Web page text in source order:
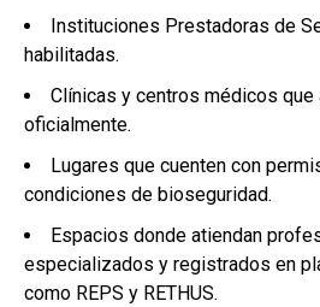
Instituciones Prestadoras de
habilitadas.
Clínicas y centros médicos
oficialmente.
Lugares que cuenten con
condiciones de bioseguridad.
Espacios donde atiendan
especializados y registrados en
como REPS y RETHUS.